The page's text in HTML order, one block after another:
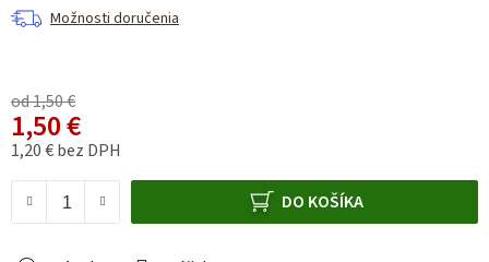
Možnosti doručenia
od 1,50 €
1,50 €
1,20 € bez DPH
DO KOŠÍKA